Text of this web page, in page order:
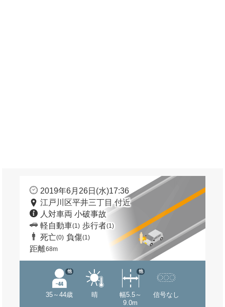
2019年6月26日(水)17:36
江戸川区平井三丁目 付近
人対車両 小破事故
軽自動車(1) 歩行者(1)
死亡(0) 負傷(1)
距離68m
35～44歳
他
晴
幅5.5～
9.0m
他
信号なし